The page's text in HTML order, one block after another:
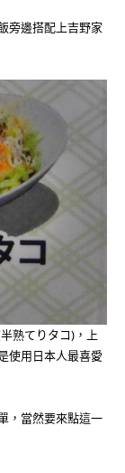
旁邊搭配上吉野家
熟てりタコ)，上
使用日本人最喜愛
，當然要來點這一